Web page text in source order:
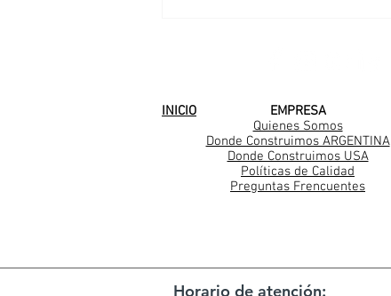
INICIO
EMPRESA
Quienes Somos
Donde Construimos ARGENTINA
Donde Construimos USA
Políticas de Calidad
Preguntas Frencuentes
Horario de atención: